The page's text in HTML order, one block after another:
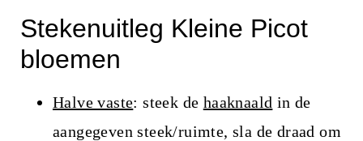
Stekenuitleg Kleine Picot
bloemen
Halve vaste: steek de haaknaald in de
aangegeven steek/ruimte, sla de draad om